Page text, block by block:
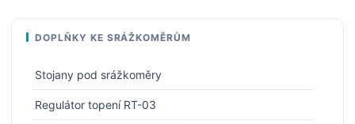
DOPLŇKY KE SRÁŽKOMĚRŮM
Stojany pod srážkoměry
Regulátor topení RT-03